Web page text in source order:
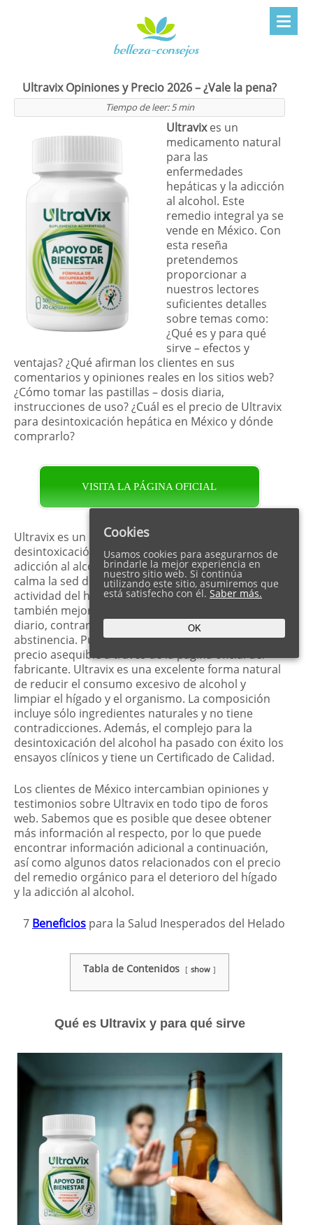
Ultravix Opiniones y Precio 2026 – ¿Vale la pena?
Tiempo de leer:5 min
Ultravixes un
medicamento natural
para las
enfermedades
hepáticas y la adicción
al alcohol. Este
remedio integral ya se
vende en México. Con
esta reseña
pretendemos
proporcionar a
nuestros lectores
suficientes detalles
sobre temas como:
¿Qué es y para qué
sirve – efectos y
ventajas? ¿Qué afirman los clientes en sus
comentarios y opiniones reales en los sitios web?
¿Cómo tomar las pastillas – dosis diaria,
instrucciones de uso? ¿Cuál es el precio de Ultravix
para desintoxicación hepática en México y dónde
comprarlo?
VISITA LA PÁGINA OFICIAL
Ultravix es un medicamento herbal para la
desintoxicación del hígado y el control de la
adicción al alcohol. La acción fiable de las pastillas
calma la sed de bebidas fuertes y fortalece la
actividad del hígado y el páncreas. El suplemento
también mejora el estado de ánimo y el tono
diario, contrarrestando los síntomas de
abstinencia. Puedes comprar el preparado a un
precio asequible a través de la página oficial del
fabricante. Ultravix es una excelente forma natural
de reducir el consumo excesivo de alcohol y
limpiar el hígado y el organismo. La composición
incluye sólo ingredientes naturales y no tiene
contradicciones. Además, el complejo para la
desintoxicación del alcohol ha pasado con éxito los
ensayos clínicos y tiene un Certificado de Calidad.
Los clientes de México intercambian opiniones y
testimonios sobre Ultravix en todo tipo de foros
web. Sabemos que es posible que desee obtener
más información al respecto, por lo que puede
encontrar información adicional a continuación,
así como algunos datos relacionados con el precio
del remedio orgánico para el deterioro del hígado
y la adicción al alcohol.
7 Beneficios para la Salud Inesperados del Helado
Tabla de Contenidos show
Qué es Ultravix y para qué sirve
Cookies
Usamos cookies para asegurarnos de
brindarle la mejor experiencia en
nuestro sitio web. Si continúa
utilizando este sitio, asumiremos que
está satisfecho con él. Saber más.
OK